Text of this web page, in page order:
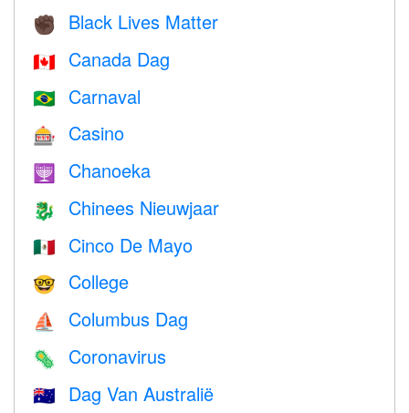
✊🏿 Black Lives Matter
🇨🇦 Canada Dag
🇧🇷 Carnaval
🎰 Casino
🕎 Chanoeka
🐉 Chinees Nieuwjaar
🇲🇽 Cinco De Mayo
🤓 College
⛵️ Columbus Dag
🦠 Coronavirus
🇦🇺 Dag Van Australië